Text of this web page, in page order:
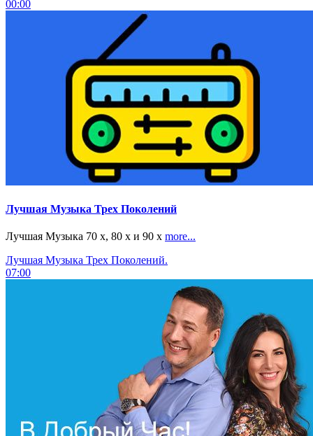
00:00
Лучшая Музыка Трех Поколений
Лучшая Музыка 70 х, 80 х и 90 х more...
Лучшая Музыка Трех Поколений.
07:00